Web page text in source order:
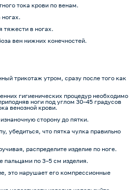
тока крови по венам.
в ногах.
вен нижних конечностей.
трикотаж утром, сразу после того как
гигиенических процедур необходимо
ноги под углом 30–45 градусов
венозной крови.
сторону до пятки.
убедиться, что пятка чулка правильно
распределите изделие по ноге.
пальцами по 3–5 см изделия.
это нарушает его компрессионные